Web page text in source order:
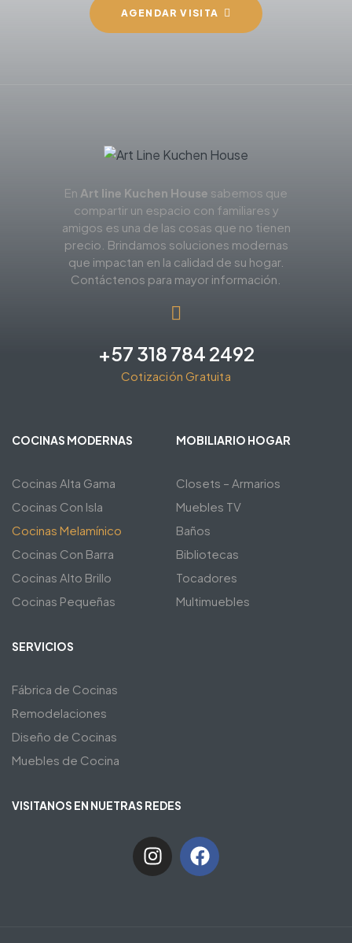
AGENDAR VISITA
En Art line Kuchen House sabemos que
compartir un espacio con familiares y
amigos es una de las cosas que no tienen
precio. Brindamos soluciones modernas
que impactan en la calidad de su hogar.
Contáctenos para mayor información.
+57 318 784 2492
Cotización Gratuita
COCINAS MODERNAS
Cocinas Alta Gama
Cocinas Con Isla
Cocinas Melamínico
Cocinas Con Barra
Cocinas Alto Brillo
Cocinas Pequeñas
MOBILIARIO HOGAR
Closets – Armarios
Muebles TV
Baños
Bibliotecas
Tocadores
Multimuebles
SERVICIOS
Fábrica de Cocinas
Remodelaciones
Diseño de Cocinas
Muebles de Cocina
VISITANOS EN NUETRAS REDES